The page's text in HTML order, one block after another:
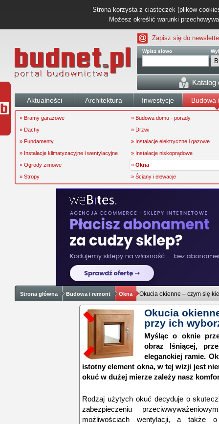
Strona korzysta z ciasteczek (plików
Możesz określić warunki
Zapisz się do
Wpisz słowo
Katalog
Aktualności Architektura Inwestycje Budowa
» Bramy garażowe
» Budowa domu - porady
» Dachy
» Drzwi
» Fundamenty
» Instalacje elektryczne i gazowe
» Instalacje klimatyzacyjne i wentylacyjne
» Instalacje niskoprądowe
» Ogrody zimowe
» Okna
» Stropy
» Ściany i elewacje
Strona główna Budowa i remont Okna Okucia okienne – czym się
Okucia
przy ich
Myśląc o oknie
obraz lśniącej,
eleganckiej ramie.
istotny element okna, w tej wizji jest
okuć w dużej mierze zależy nasz
Rodzaj użytych okuć decyduje o
zabezpieczeniu
możliwościach wentylacji, a także o